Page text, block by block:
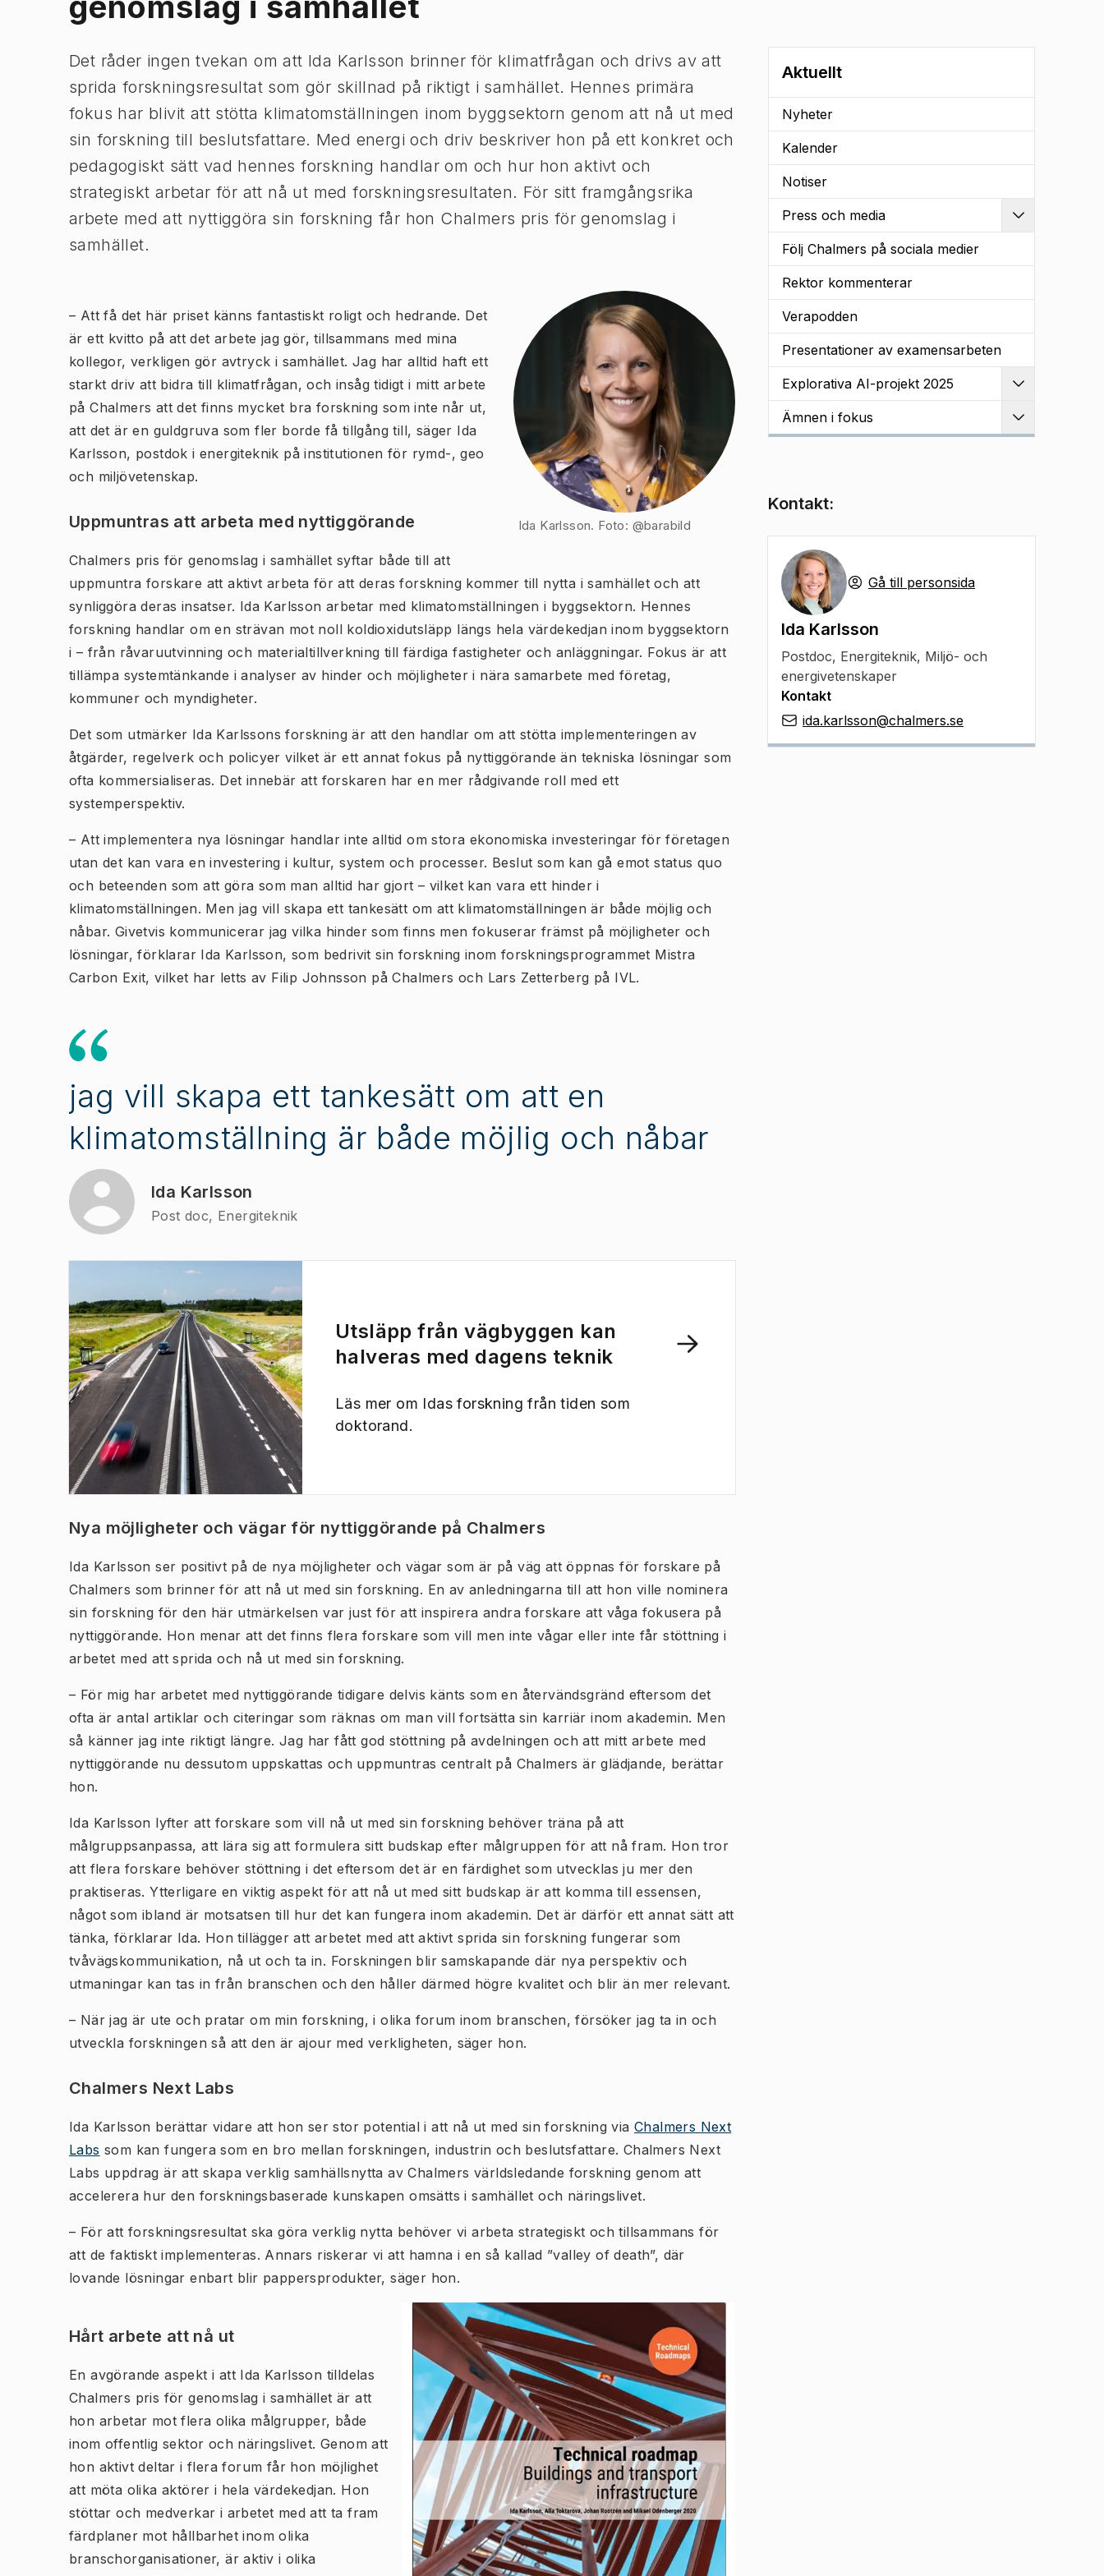
Det råder ingen tvekan om att Ida Karlsson brinner för klimatfrågan och drivs av att
sprida forskningsresultat som gör skillnad på riktigt i samhället. Hennes primära
fokus har blivit att stötta klimatomställningen inom byggsektorn genom att nå ut med
sin forskning till beslutsfattare. Med energi och driv beskriver hon på ett konkret och
pedagogiskt sätt vad hennes forskning handlar om och hur hon aktivt och
strategiskt arbetar för att nå ut med forskningsresultaten. För sitt framgångsrika
arbete med att nyttiggöra sin forskning får hon Chalmers pris för genomslag i
samhället.
Ida Karlsson. Foto: @barabild
– Att få det här priset känns fantastiskt roligt och hedrande. Det
är ett kvitto på att det arbete jag gör, tillsammans med mina
kollegor, verkligen gör avtryck i samhället. Jag har alltid haft ett
starkt driv att bidra till klimatfrågan, och insåg tidigt i mitt arbete
på Chalmers att det finns mycket bra forskning som inte når ut,
att det är en guldgruva som fler borde få tillgång till, säger Ida
Karlsson, postdok i energiteknik på institutionen för rymd-, geo
och miljövetenskap.
Uppmuntras att arbeta med nyttiggörande
Chalmers pris för genomslag i samhället syftar både till att
uppmuntra forskare att aktivt arbeta för att deras forskning kommer till nytta i samhället och att
synliggöra deras insatser. Ida Karlsson arbetar med klimatomställningen i byggsektorn. Hennes
forskning handlar om en strävan mot noll koldioxidutsläpp längs hela värdekedjan inom byggsektorn
i – från råvaruutvinning och materialtillverkning till färdiga fastigheter och anläggningar. Fokus är att
tillämpa systemtänkande i analyser av hinder och möjligheter i nära samarbete med företag,
kommuner och myndigheter.
Det som utmärker Ida Karlssons forskning är att den handlar om att stötta implementeringen av
åtgärder, regelverk och policyer vilket är ett annat fokus på nyttiggörande än tekniska lösningar som
ofta kommersialiseras. Det innebär att forskaren har en mer rådgivande roll med ett
systemperspektiv.
– Att implementera nya lösningar handlar inte alltid om stora ekonomiska investeringar för företagen
utan det kan vara en investering i kultur, system och processer. Beslut som kan gå emot status quo
och beteenden som att göra som man alltid har gjort – vilket kan vara ett hinder i
klimatomställningen. Men jag vill skapa ett tankesätt om att klimatomställningen är både möjlig och
nåbar. Givetvis kommunicerar jag vilka hinder som finns men fokuserar främst på möjligheter och
lösningar, förklarar Ida Karlsson, som bedrivit sin forskning inom forskningsprogrammet Mistra
Carbon Exit, vilket har letts av Filip Johnsson på Chalmers och Lars Zetterberg på IVL.
jag vill skapa ett tankesätt om att en
klimatomställning är både möjlig och nåbar
Ida Karlsson
Post doc, Energiteknik
Utsläpp från vägbyggen kan
halveras med dagens teknik
Läs mer om Idas forskning från tiden som
doktorand.
Nya möjligheter och vägar för nyttiggörande på Chalmers
Ida Karlsson ser positivt på de nya möjligheter och vägar som är på väg att öppnas för forskare på
Chalmers som brinner för att nå ut med sin forskning. En av anledningarna till att hon ville nominera
sin forskning för den här utmärkelsen var just för att inspirera andra forskare att våga fokusera på
nyttiggörande. Hon menar att det finns flera forskare som vill men inte vågar eller inte får stöttning i
arbetet med att sprida och nå ut med sin forskning.
– För mig har arbetet med nyttiggörande tidigare delvis känts som en återvändsgränd eftersom det
ofta är antal artiklar och citeringar som räknas om man vill fortsätta sin karriär inom akademin. Men
så känner jag inte riktigt längre. Jag har fått god stöttning på avdelningen och att mitt arbete med
nyttiggörande nu dessutom uppskattas och uppmuntras centralt på Chalmers är glädjande, berättar
hon.
Ida Karlsson lyfter att forskare som vill nå ut med sin forskning behöver träna på att
målgruppsanpassa, att lära sig att formulera sitt budskap efter målgruppen för att nå fram. Hon tror
att flera forskare behöver stöttning i det eftersom det är en färdighet som utvecklas ju mer den
praktiseras. Ytterligare en viktig aspekt för att nå ut med sitt budskap är att komma till essensen,
något som ibland är motsatsen till hur det kan fungera inom akademin. Det är därför ett annat sätt att
tänka, förklarar Ida. Hon tillägger att arbetet med att aktivt sprida sin forskning fungerar som
tvåvägskommunikation, nå ut och ta in. Forskningen blir samskapande där nya perspektiv och
utmaningar kan tas in från branschen och den håller därmed högre kvalitet och blir än mer relevant.
– När jag är ute och pratar om min forskning, i olika forum inom branschen, försöker jag ta in och
utveckla forskningen så att den är ajour med verkligheten, säger hon.
Chalmers Next Labs
Ida Karlsson berättar vidare att hon ser stor potential i att nå ut med sin forskning viaChalmers Next
Labs som kan fungera som en bro mellan forskningen, industrin och beslutsfattare. Chalmers Next
Labs uppdrag är att skapa verklig samhällsnytta av Chalmers världsledande forskning genom att
accelerera hur den forskningsbaserade kunskapen omsätts i samhället och näringslivet.
– För att forskningsresultat ska göra verklig nytta behöver vi arbeta strategiskt och tillsammans för
att de faktiskt implementeras. Annars riskerar vi att hamna i en så kallad ”valley of death”, där
lovande lösningar enbart blir pappersprodukter, säger hon.
Hårt arbete att nå ut
En avgörande aspekt i att Ida Karlsson tilldelas
Chalmers pris för genomslag i samhället är att
hon arbetar mot flera olika målgrupper, både
inom offentlig sektor och näringslivet. Genom att
hon aktivt deltar i flera forum får hon möjlighet
att möta olika aktörer i hela värdekedjan. Hon
stöttar och medverkar i arbetet med att ta fram
färdplaner mot hållbarhet inom olika
branschorganisationer, är aktiv i olika
Aktuellt
Nyheter
Kalender
Notiser
Press och media
Följ Chalmers på sociala medier
Rektor kommenterar
Verapodden
Presentationer av examensarbeten
Explorativa AI-projekt 2025
Ämnen i fokus
Kontakt:
Gå till personsida
Ida Karlsson
Postdoc, Energiteknik, Miljö- och
energivetenskaper
Kontakt
ida.karlsson@chalmers.se